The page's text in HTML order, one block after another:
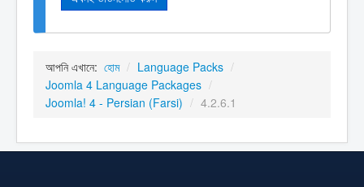
আপনি এখানে: হোম / Language Packs /
Joomla 4 Language Packages /
Joomla! 4 - Persian (Farsi) / 4.2.6.1